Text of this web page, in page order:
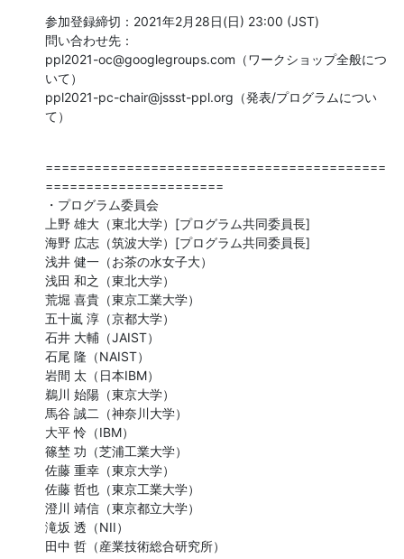
参加登録締切：2021年2月28日(日) 23:00 (JST)
問い合わせ先：
ppl2021-oc@googlegroups.com（ワークショップ全般につ
いて）
ppl2021-pc-chair@jssst-ppl.org（発表/プログラムについ
て）
==========================================
======================
・プログラム委員会
上野 雄大（東北大学）[プログラム共同委員長]
海野 広志（筑波大学）[プログラム共同委員長]
浅井 健一（お茶の水女子大）
浅田 和之（東北大学）
荒堀 喜貴（東京工業大学）
五十嵐 淳（京都大学）
石井 大輔（JAIST）
石尾 隆（NAIST）
岩間 太（日本IBM）
鵜川 始陽（東京大学）
馬谷 誠二（神奈川大学）
大平 怜（IBM）
篠埜 功（芝浦工業大学）
佐藤 重幸（東京大学）
佐藤 哲也（東京工業大学）
澄川 靖信（東京都立大学）
滝坂 透（NII）
田中 哲（産業技術総合研究所）